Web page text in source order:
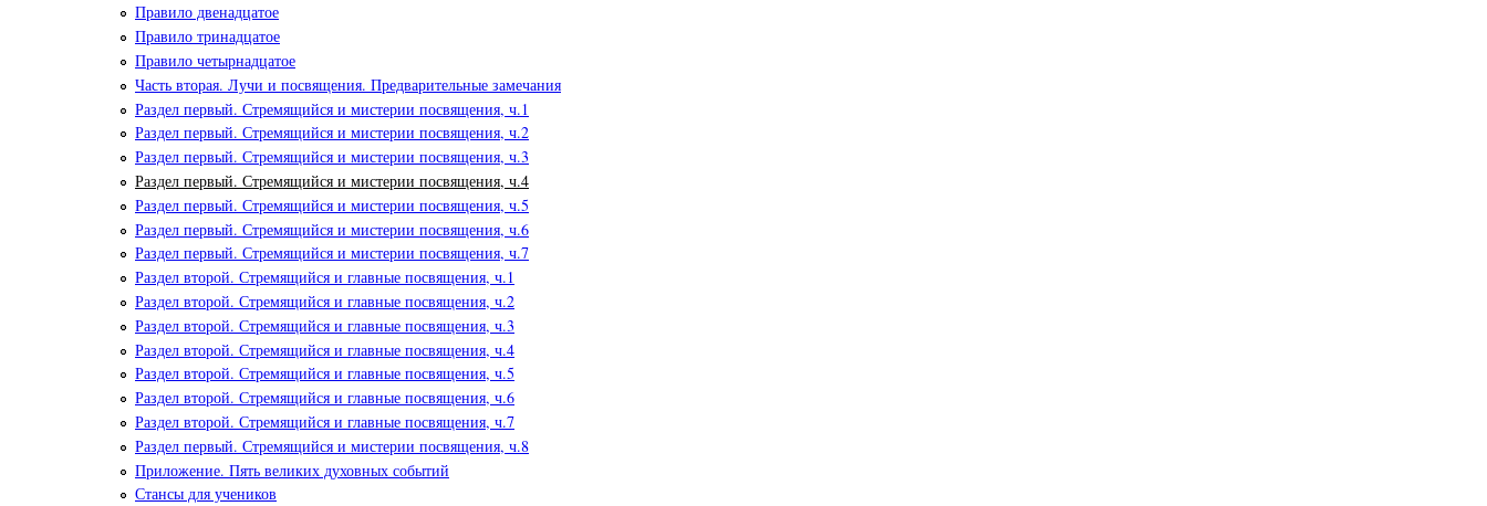
Правило двенадцатое
Правило тринадцатое
Правило четырнадцатое
Часть вторая. Лучи и посвящения. Предварительные замечания
Раздел первый. Стремящийся и мистерии посвящения, ч.1
Раздел первый. Стремящийся и мистерии посвящения, ч.2
Раздел первый. Стремящийся и мистерии посвящения, ч.3
Раздел первый. Стремящийся и мистерии посвящения, ч.4
Раздел первый. Стремящийся и мистерии посвящения, ч.5
Раздел первый. Стремящийся и мистерии посвящения, ч.6
Раздел первый. Стремящийся и мистерии посвящения, ч.7
Раздел второй. Стремящийся и главные посвящения, ч.1
Раздел второй. Стремящийся и главные посвящения, ч.2
Раздел второй. Стремящийся и главные посвящения, ч.3
Раздел второй. Стремящийся и главные посвящения, ч.4
Раздел второй. Стремящийся и главные посвящения, ч.5
Раздел второй. Стремящийся и главные посвящения, ч.6
Раздел второй. Стремящийся и главные посвящения, ч.7
Раздел первый. Стремящийся и мистерии посвящения, ч.8
Приложение. Пять великих духовных событий
Стансы для учеников